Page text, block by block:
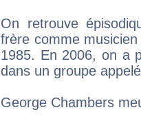
On retrouve
frère comme
1985. En 2006, on a
dans un groupe
George Chambers